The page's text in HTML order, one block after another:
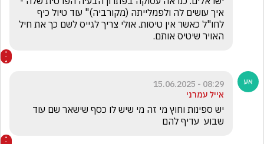
האויר שיטיס אותם.
08:29 - 15.06.2025
אייל עמרני
שבוע  עדיף להם